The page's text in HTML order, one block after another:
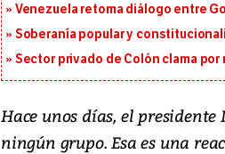
Venezuela retoma diálogo entre
Soberanía popular y
Sector privado de Colón clama
Hace unos días, el
ningún grupo. Esa es una